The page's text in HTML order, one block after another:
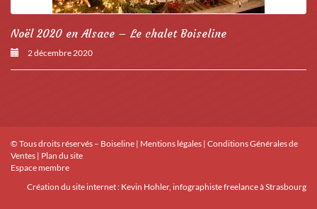
Noël 2020 en Alsace – Le chalet Boiseline
2 décembre 2020
© Tous droits réservés – Boiseline | Mentions légales | Conditions Générales de
Ventes | Plan du site
Espace membre
Création du site internet : Kevin Hohler, infographiste freelance à Strasbourg